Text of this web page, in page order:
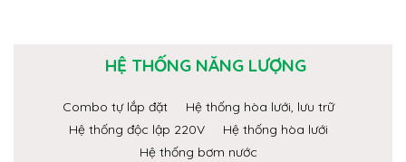
HỆ THỐNG NĂNG LƯỢNG
Combo tự lắp đặt
Hệ thống hòa lưới, lưu trữ
Hệ thống độc lập 220V
Hệ thống hòa lưới
Hệ thống bơm nước